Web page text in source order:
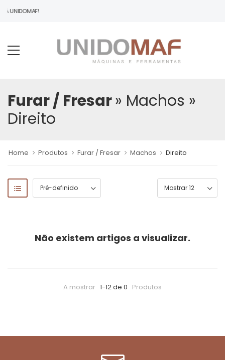
À UNIDOMAF!
Furar / Fresar» Machos »
Direito
Home Produtos Furar / Fresar Machos Direito
Não existem artigos a visualizar.
A mostrar 1-12 de 0 Produtos